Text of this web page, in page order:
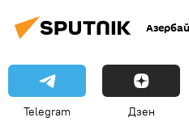
Telegram Дзен